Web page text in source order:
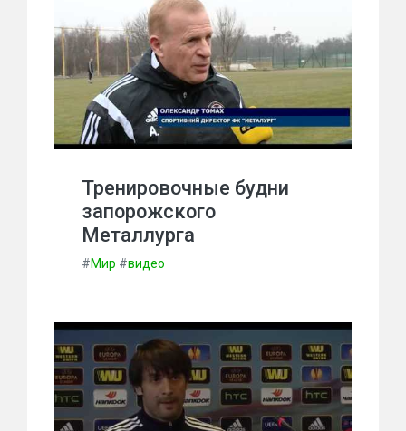
Тренировочные будни
запорожского
Металлурга
#Мир #видео